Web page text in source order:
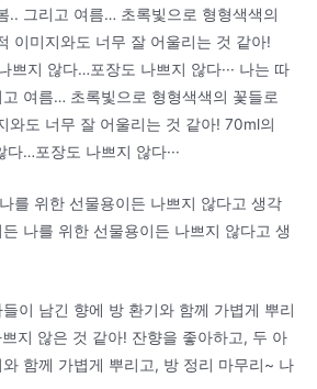
.. 그리고 여름… 초록빛으로 형형색색의
이미지와도 너무 잘 어울리는 것 같아!
쁘지 않다…포장도 나쁘지 않다··· 나는 따
여름… 초록빛으로 형형색색의 꽃들로
와도 너무 잘 어울리는 것 같아! 70ml의
…포장도 나쁘지 않다···
를 위한 선물용이든 나쁘지 않다고 생각
나를 위한 선물용이든 나쁘지 않다고 생
이 남긴 향에 방 환기와 함께 가볍게 뿌리
지 않은 것 같아! 잔향을 좋아하고, 두 아
함께 가볍게 뿌리고, 방 정리 마무리~ 나